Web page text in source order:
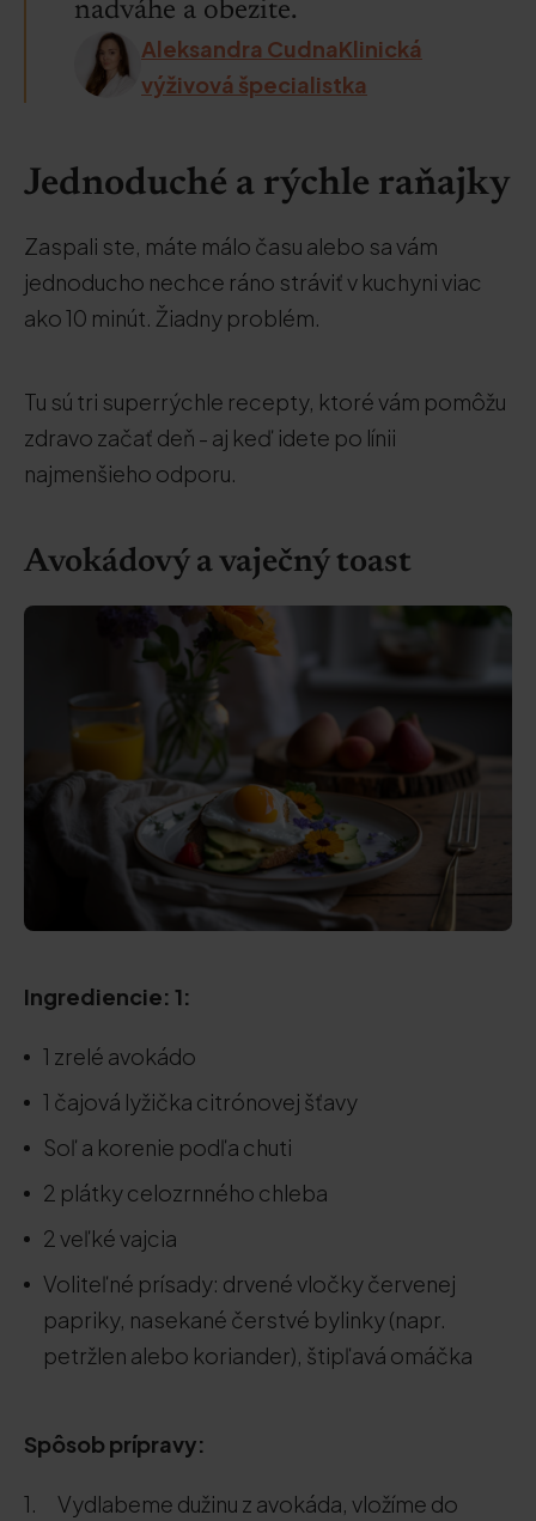
nadváhe a obezite.
Aleksandra CudnaKlinická
výživová špecialistka
Jednoduché a rýchle raňajky
Zaspali ste, máte málo času alebo sa vám
jednoducho nechce ráno stráviť v kuchyni viac
ako 10 minút. Žiadny problém.
Tu sú tri superrýchle recepty, ktoré vám pomôžu
zdravo začať deň - aj keď idete po línii
najmenšieho odporu.
Avokádový a vaječný toast
Ingrediencie: 1:
1 zrelé avokádo
1 čajová lyžička citrónovej šťavy
Soľ a korenie podľa chuti
2 plátky celozrnného chleba
2 veľké vajcia
Voliteľné prísady: drvené vločky červenej
papriky, nasekané čerstvé bylinky (napr.
petržlen alebo koriander), štipľavá omáčka
Spôsob prípravy:
Vydlabeme dužinu z avokáda, vložíme do